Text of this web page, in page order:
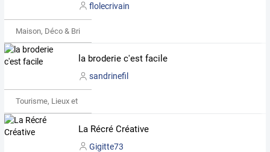
flolecrivain
Maison, Déco & Bricolage
la broderie c'est facile
sandrinefil
Tourisme, Lieux et Événements
La Récré Créative
Gigitte73